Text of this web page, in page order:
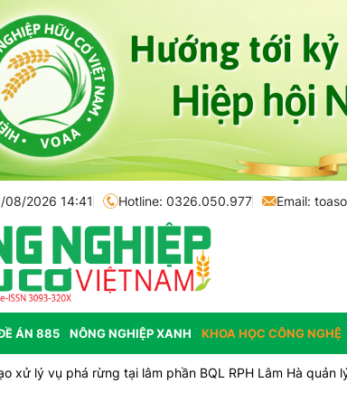
08/2026 14:41 Hotline: 0326.050.977 Email:
ÁN 885 NÔNG NGHIỆP XANH KHOA HỌC CÔNG NGHỆ
xử lý vụ phá rừng tại lâm phần BQL RPH Lâm Hà quản